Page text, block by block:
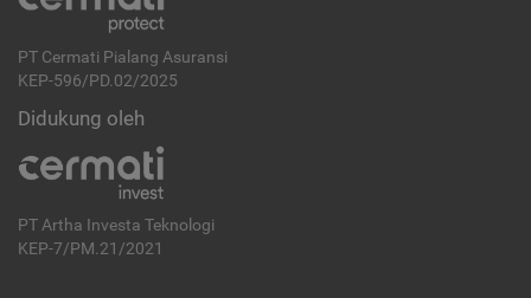
PT Cermati Pialang Asuransi
KEP-596/PD.02/2025
Didukung oleh
PT Artha Investa Teknologi
KEP-7/PM.21/2021